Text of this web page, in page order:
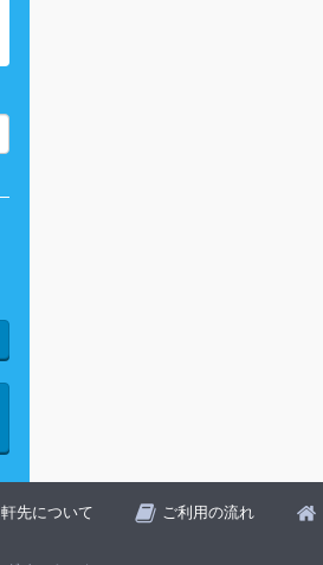
軒先について ご利用の流れ